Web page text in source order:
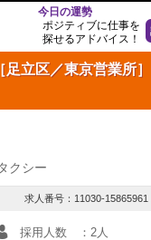
今日の運勢
ポジティブに仕事を
探せるアドバイス！
足立区／東京営業所
クシー
求人番号：11030-15865961
採用人数
：2人